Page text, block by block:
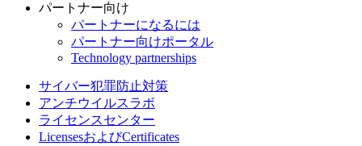
パートナー向け
パートナーになるには
パートナー向けポータル
Technology partnerships
サイバー犯罪防止対策
アンチウイルスラボ
ライセンスセンター
LicensesおよびCertificates